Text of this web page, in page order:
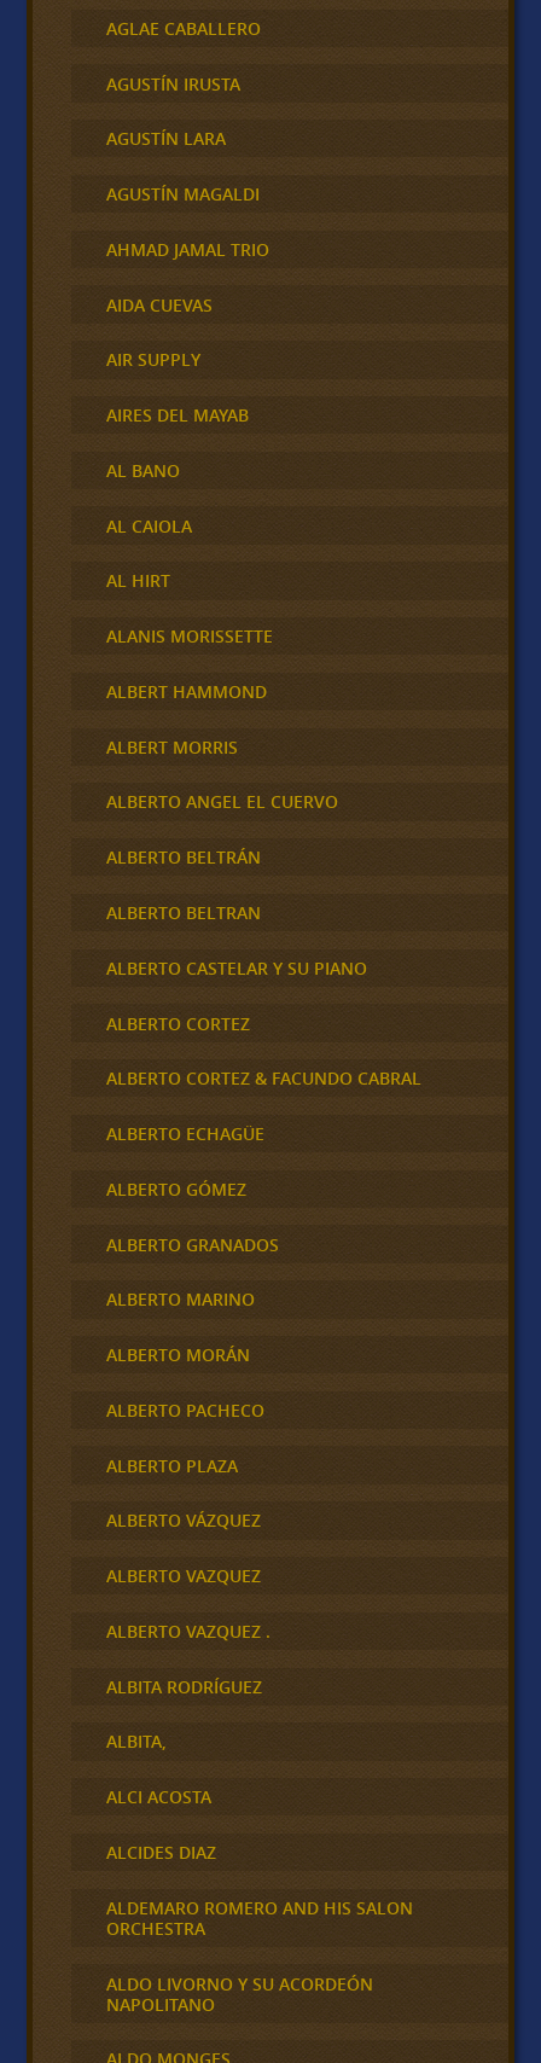
AGLAE CABALLERO
AGUSTÍN IRUSTA
AGUSTÍN LARA
AGUSTÍN MAGALDI
AHMAD JAMAL TRIO
AIDA CUEVAS
AIR SUPPLY
AIRES DEL MAYAB
AL BANO
AL CAIOLA
AL HIRT
ALANIS MORISSETTE
ALBERT HAMMOND
ALBERT MORRIS
ALBERTO ANGEL EL CUERVO
ALBERTO BELTRÁN
ALBERTO BELTRAN
ALBERTO CASTELAR Y SU PIANO
ALBERTO CORTEZ
ALBERTO CORTEZ & FACUNDO CABRAL
ALBERTO ECHAGÜE
ALBERTO GÓMEZ
ALBERTO GRANADOS
ALBERTO MARINO
ALBERTO MORÁN
ALBERTO PACHECO
ALBERTO PLAZA
ALBERTO VÁZQUEZ
ALBERTO VAZQUEZ
ALBERTO VAZQUEZ .
ALBITA RODRÍGUEZ
ALBITA,
ALCI ACOSTA
ALCIDES DIAZ
ALDEMARO ROMERO AND HIS SALON
ORCHESTRA
ALDO LIVORNO Y SU ACORDEÓN
NAPOLITANO